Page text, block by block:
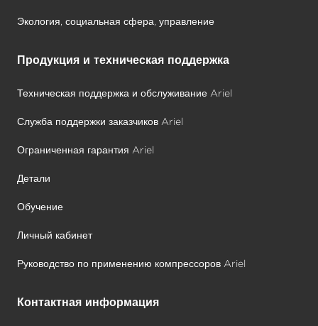
Экология, социальная сфера, управление
Продукция и техническая поддержка
Техническая поддержка и обслуживание Ariel
Служба поддержки заказчиков Ariel
Ограниченная гарантия Ariel
Детали
Обучение
Личный кабинет
Руководство по применению компрессоров Ariel
Контактная информация